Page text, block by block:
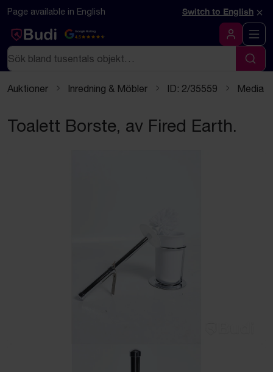
Hoppa till innehåll
Page available in English Switch to English ×
Google Rating
4.5
Logga in
Sök
Sök
Auktioner Inredning & Möbler ID: 2/35559 Media
Toalett Borste, av Fired Earth.